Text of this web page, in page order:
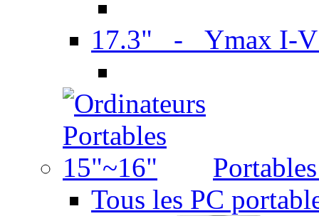
17.3" - Ymax I-
Tous les PC